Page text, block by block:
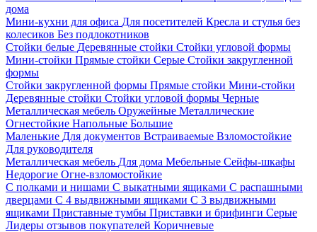
дома
Мини-кухни для офиса Для посетителей Кресла и стулья без
колесиков Без подлокотников
Стойки белые Деревянные стойки Стойки угловой формы
Мини-стойки Прямые стойки Серые Стойки закругленной
формы
Стойки закругленной формы Прямые стойки Мини-стойки
Деревянные стойки Стойки угловой формы Черные
Металлическая мебель Оружейные Металлические
Огнестойкие Напольные Большие
Маленькие Для документов Встраиваемые Взломостойкие
Для руководителя
Металлическая мебель Для дома Мебельные Сейфы-шкафы
Недорогие Огне-взломостойкие
С полками и нишами С выкатными ящиками С распашными
дверцами С 4 выдвижными ящиками С 3 выдвижными
ящиками Приставные тумбы Приставки и брифинги Серые
Лидеры отзывов покупателей Коричневые